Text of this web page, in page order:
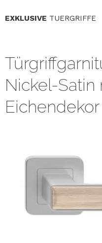
EXKLUSIVE TUERGRIFFE
Nickel-Satin